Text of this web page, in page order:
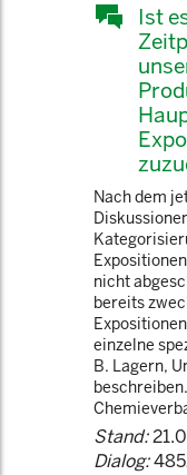
Ist
Nach dem
nicht
bereits
einzelne
B. Lagern,
Stand:
Dialog: